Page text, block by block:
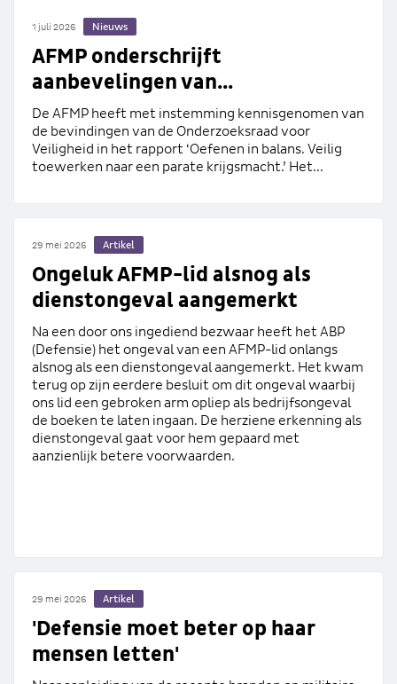
1 juli 2026 Nieuws
AFMP onderschrijft
aanbevelingen van...
De AFMP heeft met instemming kennisgenomen van
de bevindingen van de Onderzoeksraad voor
Veiligheid in het rapport ‘Oefenen in balans. Veilig
toewerken naar een parate krijgsmacht.’ Het...
29 mei 2026 Artikel
Ongeluk AFMP-lid alsnog als
dienstongeval aangemerkt
Na een door ons ingediend bezwaar heeft het ABP
(Defensie) het ongeval van een AFMP-lid onlangs
alsnog als een dienstongeval aangemerkt. Het kwam
terug op zijn eerdere besluit om dit ongeval waarbij
ons lid een gebroken arm opliep als bedrijfsongeval
de boeken te laten ingaan. De herziene erkenning als
dienstongeval gaat voor hem gepaard met
aanzienlijk betere voorwaarden.
29 mei 2026 Artikel
'Defensie moet beter op haar
mensen letten'